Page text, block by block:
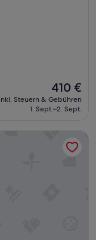
Der
Preis
beträgt
410 €
inkl. Steuern & Gebühren
1. Sept.–2. Sept.